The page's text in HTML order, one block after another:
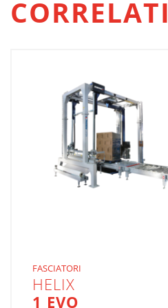
CORRELATI
FASCIATORI
HELIX
1 EVO